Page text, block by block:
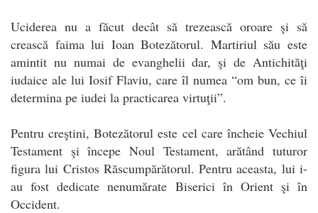
Uciderea nu a făcut decât să trezească oroare şi să
crească faima lui Ioan Botezătorul. Martiriul său este
amintit nu numai de evanghelii dar, şi de Antichităţi
iudaice ale lui Iosif Flaviu, care îl numea “om bun, ce îi
determina pe iudei la practicarea virtuţii”.
Pentru creştini, Botezătorul este cel care încheie Vechiul
Testament şi începe Noul Testament, arătând tuturor
figura lui Cristos Răscumpărătorul. Pentru aceasta, lui i-
au fost dedicate nenumărate Biserici în Orient şi în
Occident.